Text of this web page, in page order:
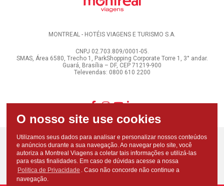
MONTREAL - HOTÉIS VIAGENS E TURISMO S.A.
CNPJ 02.703.809/0001-05.
SMAS, Área 6580, Trecho 1, ParkShopping Corporate Torre 1, 3° andar.
Guará, Brasília – DF, CEP 71219-900
Televendas: 0800 610 2200
Utilizamos seus dados para analisar e personalizar nossos conteúdos
e anúncios durante a sua navegação. Ao navegar pelo site, você
autoriza a Montreal Viagens a coletar tais informações e utilizá-las
para estas finalidades. Em caso de dúvidas acesse a nossa
Politica de Privacidade . Caso não concorde não continue a
navegação.